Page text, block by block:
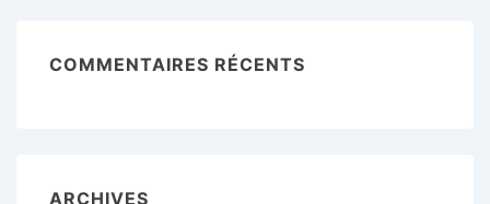
COMMENTAIRES RÉCENTS
ARCHIVES